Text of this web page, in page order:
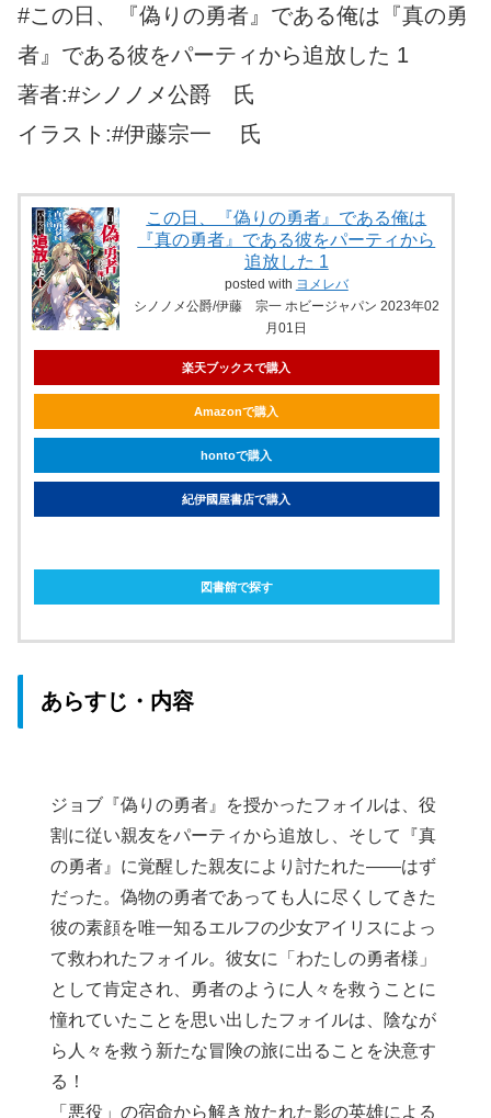
#この日、『偽りの勇者』である俺は『真の勇
者』である彼をパーティから追放した 1
著者:#シノノメ公爵 氏
イラスト:#伊藤宗一 氏
この日、『偽りの勇者』である俺は
『真の勇者』である彼をパーティから
追放した 1
posted with ヨメレバ
シノノメ公爵/伊藤 宗一 ホビージャパン 2023年02
月01日
楽天ブックスで購入
Amazonで購入
hontoで購入
紀伊國屋書店で購入
図書館で探す
あらすじ・内容
ジョブ『偽りの勇者』を授かったフォイルは、役
割に従い親友をパーティから追放し、そして『真
の勇者』に覚醒した親友により討たれた――はず
だった。偽物の勇者であっても人に尽くしてきた
彼の素顔を唯一知るエルフの少女アイリスによっ
て救われたフォイル。彼女に「わたしの勇者様」
として肯定され、勇者のように人々を救うことに
憧れていたことを思い出したフォイルは、陰なが
ら人々を救う新たな冒険の旅に出ることを決意す
る！
「悪役」の宿命から解き放たれた影の英雄による